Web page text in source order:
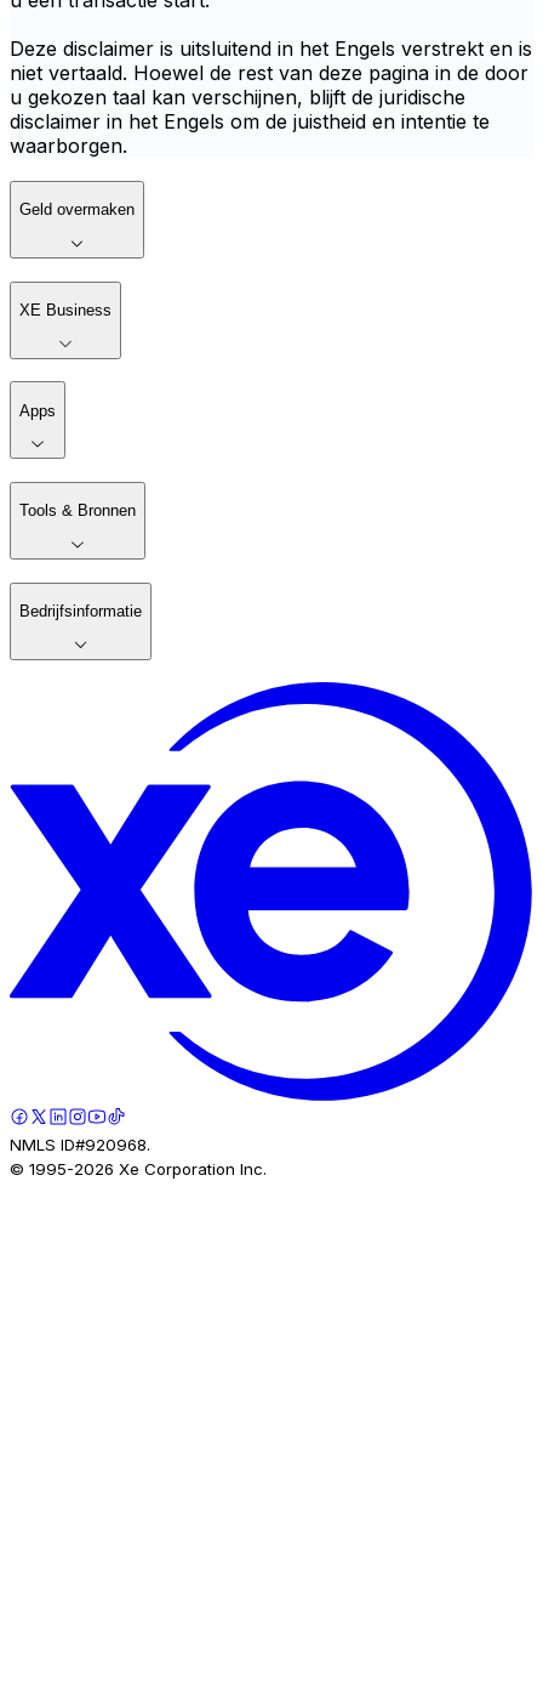
Deze disclaimer is uitsluitend in het Engels verstrekt en is
niet vertaald. Hoewel de rest van deze pagina in de door
u gekozen taal kan verschijnen, blijft de juridische
disclaimer in het Engels om de juistheid en intentie te
waarborgen.
Geld overmaken
XE Business
Apps
Tools & Bronnen
Bedrijfsinformatie
NMLS ID#920968.
© 1995-2026 Xe Corporation Inc.